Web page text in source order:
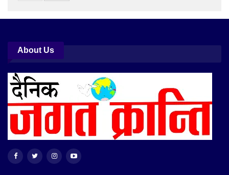
About Us